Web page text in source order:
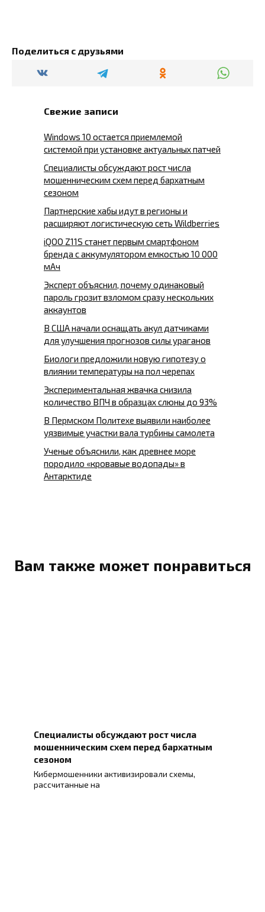
Поделиться с друзьями
Свежие записи
Windows 10 остается приемлемой
системой при установке актуальных патчей
Специалисты обсуждают рост числа
мошенническим схем перед бархатным
сезоном
Партнерские хабы идут в регионы и
расширяют логистическую сеть Wildberries
iQOO Z11S станет первым смартфоном
бренда с аккумулятором емкостью 10 000
мАч
Эксперт объяснил, почему одинаковый
пароль грозит взломом сразу нескольких
аккаунтов
В США начали оснащать акул датчиками
для улучшения прогнозов силы ураганов
Биологи предложили новую гипотезу о
влиянии температуры на пол черепах
Экспериментальная жвачка снизила
количество ВПЧ в образцах слюны до 93%
В Пермском Политехе выявили наиболее
уязвимые участки вала турбины самолета
Ученые объяснили, как древнее море
породило «кровавые водопады» в
Антарктиде
Вам также может понравиться
Специалисты обсуждают рост числа
мошенническим схем перед бархатным
сезоном
Кибермошенники активизировали схемы,
рассчитанные на